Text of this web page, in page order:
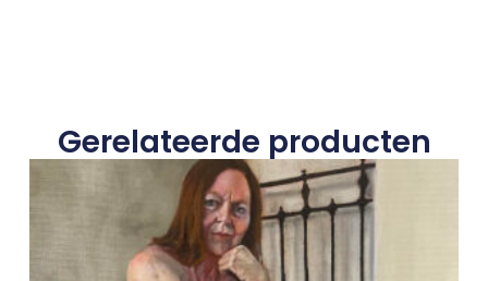
Gerelateerde producten